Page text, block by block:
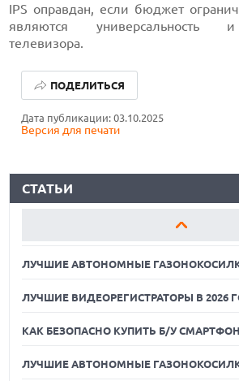
IPS оправдан, если бюджет
являются универсальность и
телевизора.
Дата публикации: 03.10.2025
Версия для печати
ПОДЕЛИТЬСЯ
СТАТЬИ
ЛУЧШИЕ ВИДЕОРЕГИСТРАТОРЫ В 2026
КАК БЕЗОПАСНО КУПИТЬ Б/У СМАРТФОН
КАК БЕЗОПАСНО КУПИТЬ Б/У СМАРТФОН
ЛУЧШИЕ АВТОНОМНЫЕ
ЛУЧШИЕ ВИДЕОРЕГИСТРАТОРЫ В 2026
КАК БЕЗОПАСНО КУПИТЬ Б/У СМАРТФОН
ЛУЧШИЕ АВТОНОМНЫЕ